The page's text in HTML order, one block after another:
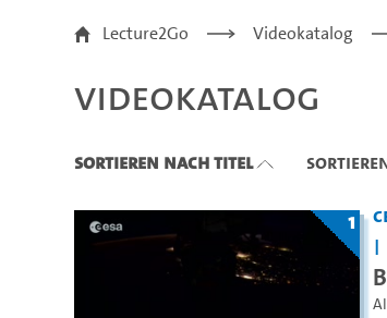
Videokatalog
Lecture2Go Videokatalog
Videokatalog
Sortieren nach Titel
1